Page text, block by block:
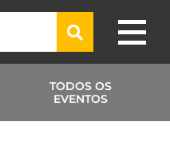
TODOS OS
EVENTOS